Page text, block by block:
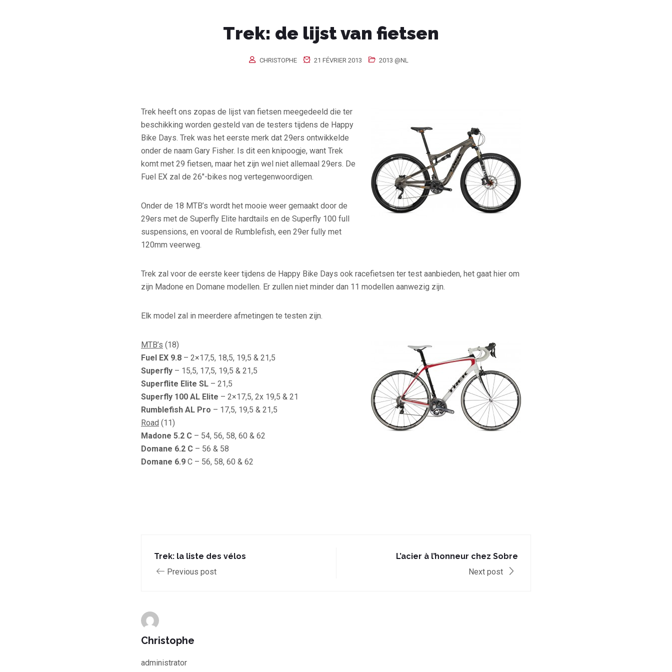
Trek: de lijst van fietsen
CHRISTOPHE 21 FÉVRIER 2013 2013 @NL
Trek heeft ons zopas de lijst van fietsen meegedeeld die ter
beschikking worden gesteld van de testers tijdens de Happy
Bike Days. Trek was het eerste merk dat 29ers ontwikkelde
onder de naam Gary Fisher. Is dit een knipoogje, want Trek
komt met 29 fietsen, maar het zijn wel niet allemaal 29ers. De
Fuel EX zal de 26″-bikes nog vertegenwoordigen.
Onder de 18 MTB’s wordt het mooie weer gemaakt door de
29ers met de Superfly Elite hardtails en de Superfly 100 full
suspensions, en vooral de Rumblefish, een 29er fully met
120mm veerweg.
Trek zal voor de eerste keer tijdens de Happy Bike Days ook racefietsen ter test aanbieden, het gaat hier om
zijn Madone en Domane modellen. Er zullen niet minder dan 11 modellen aanwezig zijn.
Elk model zal in meerdere afmetingen te testen zijn.
MTB’s (18)
Fuel EX 9.8 – 2×17,5, 18,5, 19,5 & 21,5
Superfly – 15,5, 17,5, 19,5 & 21,5
Superflite Elite SL – 21,5
Superfly 100 AL Elite – 2×17,5, 2x 19,5 & 21
Rumblefish AL Pro – 17,5, 19,5 & 21,5
Road (11)
Madone 5.2 C – 54, 56, 58, 60 & 62
Domane 6.2 C – 56 & 58
Domane 6.9 C – 56, 58, 60 & 62
Trek: la liste des vélos
Previous post
L’acier à l’honneur chez Sobre
Next post
Christophe
administrator